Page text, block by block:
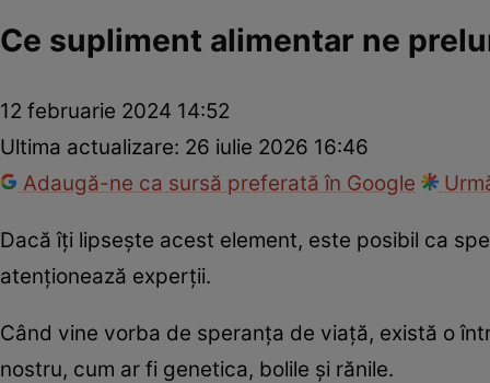
Ce supliment alimentar ne
12 februarie 2024 14:52
Ultima actualizare: 26 iulie 2026 16:46
Adaugă-ne ca sursă preferată în Google
Dacă îți lipsește acest element, este posibil ca
atenționează experții.
Când vine vorba de speranța de viață, există o
nostru, cum ar fi genetica, bolile și rănile.